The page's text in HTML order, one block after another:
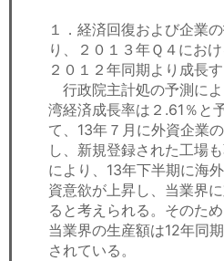
１．経済回復および企業
り、２０１３年Ｑ４にお
２０１２年同期より成長
行政院主計処の予測に
湾経済成長率は２.61％と
て、13年７月に外資企業
し、新規登録された工場
により、13年下半期に海
資意欲が上昇し、当業界
ると考えられる。そのた
当業界の生産額は12年同
されている。